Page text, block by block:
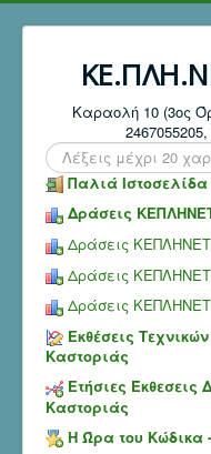
Καραολή 10 (3ος
Search
...
Παλιά
Δράσεις
Δράσεις ΚΕΠΛΗΝΕΤ
Δράσεις ΚΕΠΛΗΝΕΤ
Δράσεις ΚΕΠΛΗΝΕΤ
Εκθέσεις
Καστοριάς
Ετήσιες
Καστοριάς
Η Ώρα του Κώδικα